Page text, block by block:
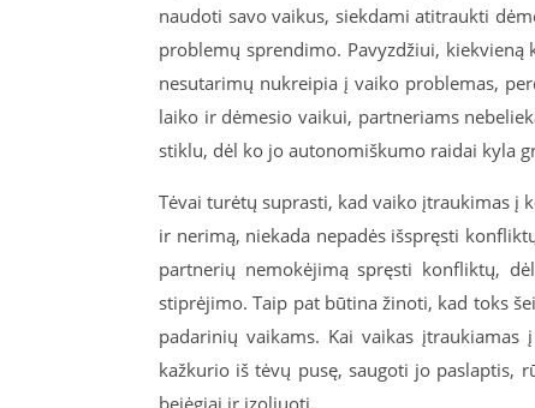
naudoti savo vaikus, siekdami atitraukti
problemų sprendimo. Pavyzdžiui,
nesutarimų nukreipia į vaiko problemas,
laiko ir dėmesio vaikui, partneriams
stiklu, dėl ko jo autonomiškumo raidai kyla
Tėvai turėtų suprasti, kad vaiko įtraukimas į
ir nerimą, niekada nepadės išspręsti
partnerių nemokėjimą spręsti konfliktų,
stiprėjimo. Taip pat būtina žinoti, kad toks
padarinių vaikams. Kai vaikas
kažkurio iš tėvų pusę, saugoti jo paslaptis,
bejėgiai ir izoliuoti.